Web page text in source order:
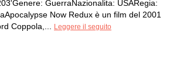
GuerraNazionalita: USARegia:
Now Redux è un film del 2001
Coppola,...
Leggere il seguito